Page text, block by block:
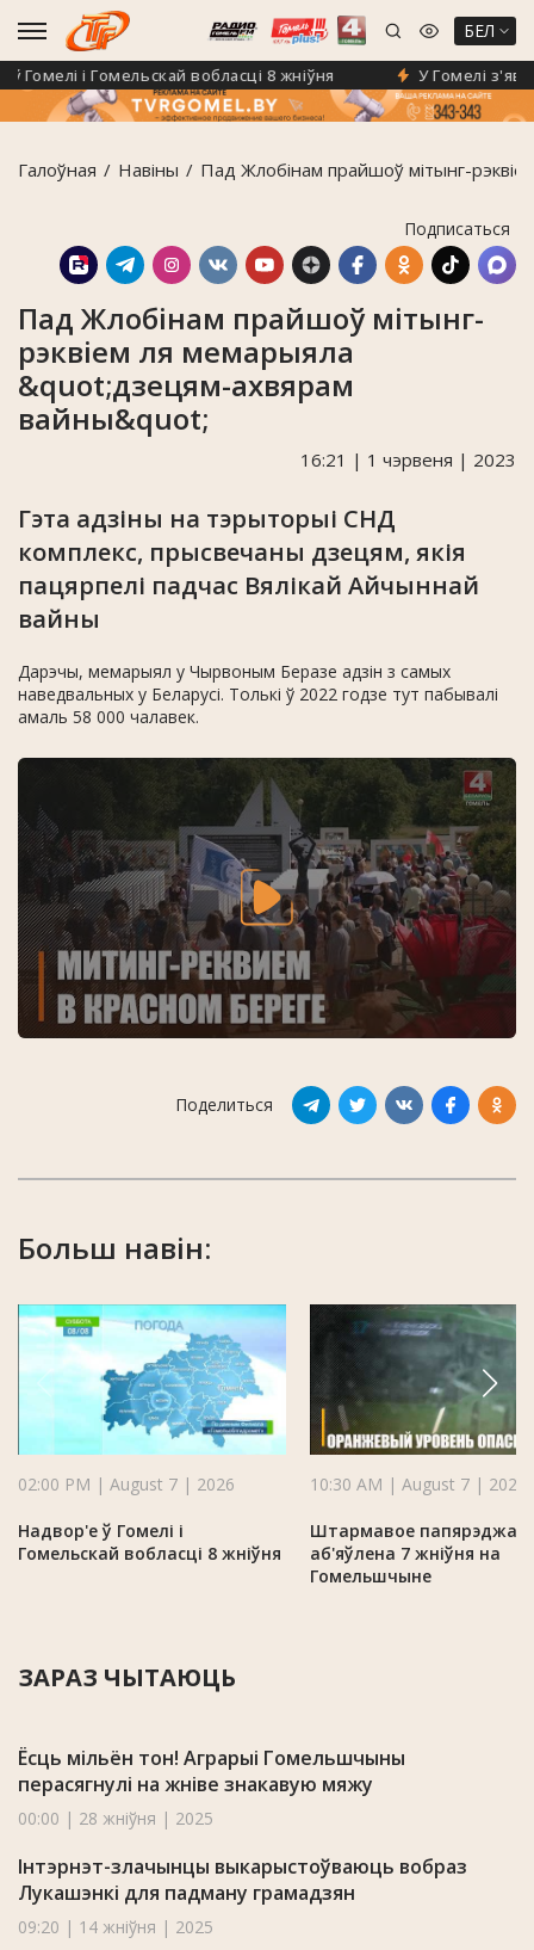
БЕЛ
і Гомельскай вобласці 8 жніўня У Гомелі
Галоўная Навiны Пад Жлобінам прайшоў мітынг-
Подписаться
Пад Жлобінам прайшоў мітынг-
рэквіем ля мемарыяла
&quot;дзецям-ахвярам
вайны&quot;
16:21 | 1 чэрвеня | 2023
Гэта адзіны на тэрыторыі СНД
комплекс, прысвечаны дзецям, якія
пацярпелі падчас Вялікай Айчыннай
вайны
Дарэчы, мемарыял у Чырвоным Беразе адзін з самых
наведвальных у Беларусі. Толькі ў 2022 годзе тут пабывалі
амаль 58 000 чалавек.
Поделиться
Больш навін:
02:00 PM | August 7 | 2026
Надвор'е ў Гомелі і
Гомельскай вобласці 8 жніўня
10:30 AM | August 7 | 2026
Штармавое
аб'яўлена 7 жніўня на
Гомельшчыне
ЗАРАЗ ЧЫТАЮЦЬ
Ёсць мільён тон! Аграрыі Гомельшчыны
перасягнулі на жніве знакавую мяжу
00:00 | 28 жніўня | 2025
Інтэрнэт-злачынцы выкарыстоўваюць вобраз
Лукашэнкі для падману грамадзян
09:20 | 14 жніўня | 2025